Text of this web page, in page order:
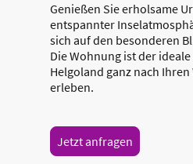
Genießen Sie erholsame
entspannter
sich auf den besonderen
Die Wohnung ist der
Helgoland ganz nach Ihren
erleben.
Jetzt anfragen